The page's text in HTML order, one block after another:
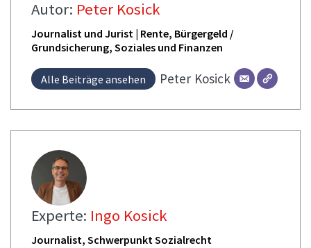
Autor: Peter Kosick
Journalist und Jurist | Rente, Bürgergeld /
Grundsicherung, Soziales und Finanzen
Alle Beiträge ansehen Peter Kosick
Experte: Ingo Kosick
Journalist, Schwerpunkt Sozialrecht